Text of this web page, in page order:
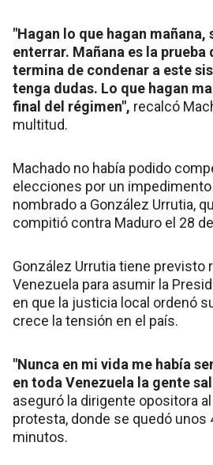
"Hagan lo que hagan mañana,
enterrar. Mañana es la prueba
termina de condenar a este
tenga dudas. Lo que hagan
final del régimen", recalcó
multitud.
Machado no había podido
elecciones por un
nombrado a González Urrutia,
compitió contra Maduro el 28
González Urrutia tiene previsto
Venezuela para asumir la
en que la justicia local ordenó
crece la tensión en el país.
"Nunca en mi vida me había
en toda Venezuela la gente
aseguró la dirigente opositora
protesta, donde se quedó unos
minutos.